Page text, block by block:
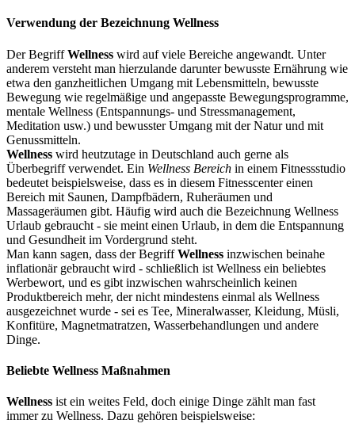
Verwendung der Bezeichnung Wellness
Der BegriffWellness wird auf viele Bereiche angewandt. Unter
anderem versteht man hierzulande darunter bewusste Ernährung wie
etwa den ganzheitlichen Umgang mit Lebensmitteln, bewusste
Bewegung wie regelmäßige und angepasste Bewegungsprogramme,
mentale Wellness (Entspannungs- und Stressmanagement,
Meditation usw.) und bewusster Umgang mit der Natur und mit
Genussmitteln.
Wellness wird heutzutage in Deutschland auch gerne als
Überbegriff verwendet. Ein Wellness Bereich in einem Fitnessstudio
bedeutet beispielsweise, dass es in diesem Fitnesscenter einen
Bereich mit Saunen, Dampfbädern, Ruheräumen und
Massageräumen gibt. Häufig wird auch die Bezeichnung Wellness
Urlaub gebraucht - sie meint einen Urlaub, in dem die Entspannung
und Gesundheit im Vordergrund steht.
Man kann sagen, dass der BegriffWellness inzwischen beinahe
inflationär gebraucht wird - schließlich ist Wellness ein beliebtes
Werbewort, und es gibt inzwischen wahrscheinlich keinen
Produktbereich mehr, der nicht mindestens einmal als Wellness
ausgezeichnet wurde - sei es Tee, Mineralwasser, Kleidung, Müsli,
Konfitüre, Magnetmatratzen, Wasserbehandlungen und andere
Dinge.
Beliebte Wellness Maßnahmen
Wellness ist ein weites Feld, doch einige Dinge zählt man fast
immer zu Wellness. Dazu gehören beispielsweise: